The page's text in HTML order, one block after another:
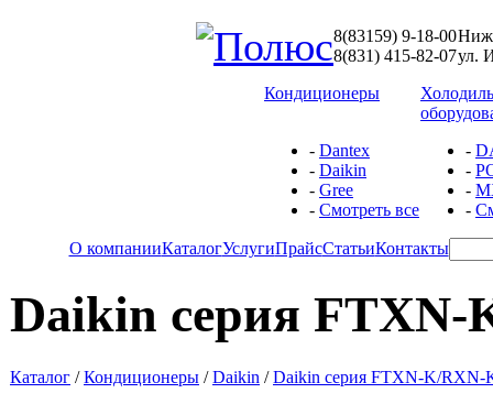
8(83159) 9-18-00
8(831) 415-82-07ул.
Кондиционеры
- Dantex
- Daikin
- Gree
- Смотреть все
-
-
-
-
О компанииКаталогУслугиПрайсСтатьиКонтакты
Daikin cерия FTXN-
Каталог /Кондиционеры /Daikin /Daikin cерия FTXN-K/RXN-